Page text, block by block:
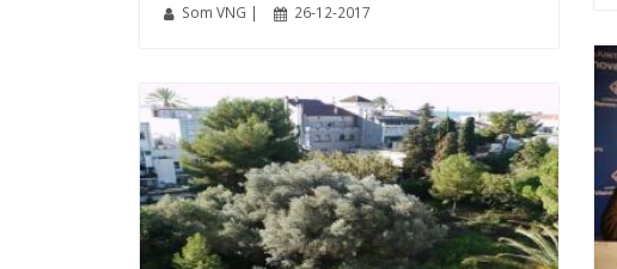
Som VNG | 26-12-2017